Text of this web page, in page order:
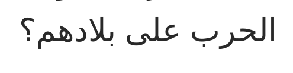
الحرب على بلادهم؟